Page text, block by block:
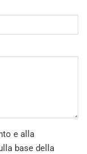
e alla
base della